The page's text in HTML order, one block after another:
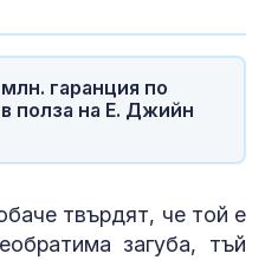
гаранция по
полза на Е. Джийн
твърдят, че той е
загуба, тъй